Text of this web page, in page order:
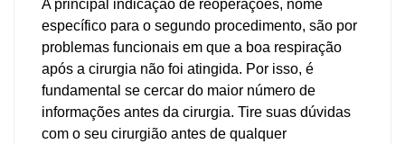
A principal indicação de reoperações, nome
específico para o segundo procedimento, são por
problemas funcionais em que a boa respiração
após a cirurgia não foi atingida. Por isso, é
fundamental se cercar do maior número de
informações antes da cirurgia. Tire suas dúvidas
com o seu cirurgião antes de qualquer